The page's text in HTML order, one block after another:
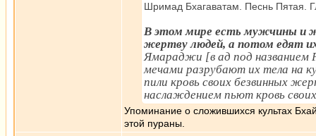
Шримад Бхагаватам. Песнь Пятая.
В этом мире есть мужчины и
жертву людей, а потом едят
Ямараджи [в ад под названием
мечами разрубают их тела на
пили кровь своих безвинных
наслаждением пьют кровь
Упоминание о сложившихся культах
этой пураны.